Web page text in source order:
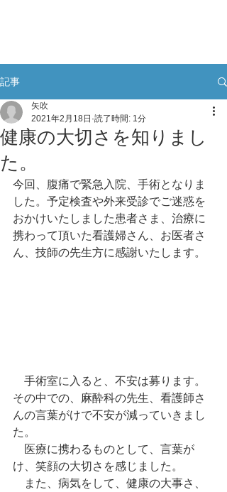
記事
健康の大切さを知りまし
た。
矢吹
2021年2月18日 読了時間: 1分
今回、腹痛で緊急入院、手術となりま
した。予定検査や外来受診でご迷惑を
おかけいたしました患者さま、治療に
携わって頂いた看護婦さん、お医者さ
ん、技師の先生方に感謝いたします。
手術室に入ると、不安は募ります。
その中での、麻酔科の先生、看護師さ
んの言葉がけで不安が減っていきまし
た。
医療に携わるものとして、言葉が
け、笑顔の大切さを感じました。
また、病気をして、健康の大事さ、